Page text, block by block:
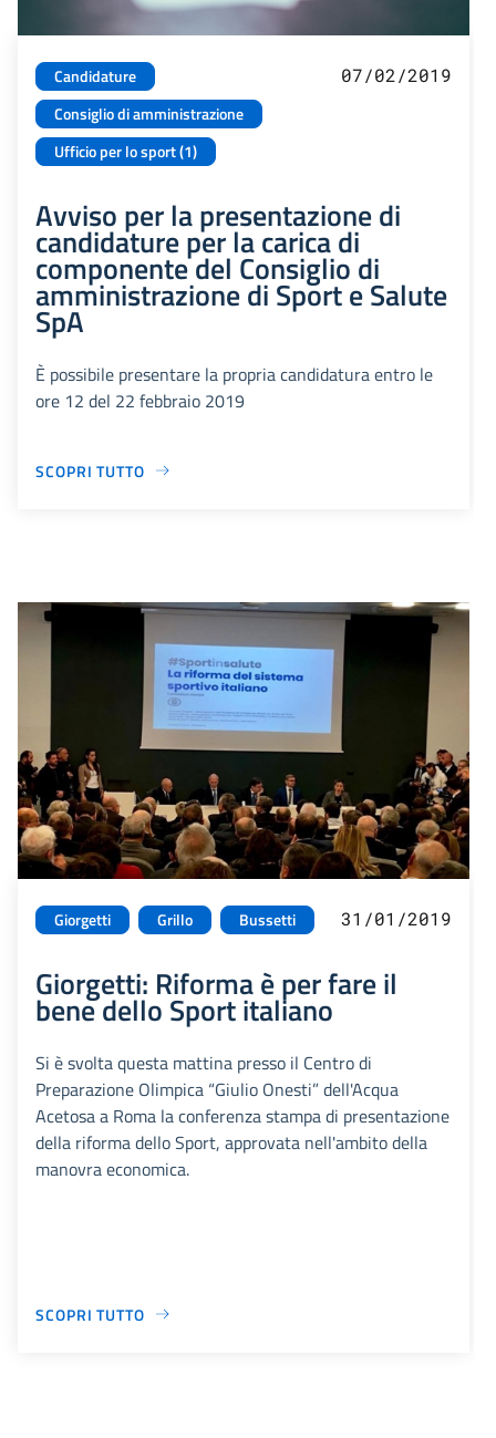
Candidature
Consiglio di amministrazione
Ufficio per lo sport (1)
07/02/2019
Avviso per la presentazione di
candidature per la carica di
componente del Consiglio di
amministrazione di Sport e Salute
SpA
È possibile presentare la propria candidatura entro le
ore 12 del 22 febbraio 2019
SCOPRI TUTTO
Giorgetti Grillo Bussetti 31/01/2019
Giorgetti: Riforma è per fare il
bene dello Sport italiano
Si è svolta questa mattina presso il Centro di
Preparazione Olimpica “Giulio Onesti” dell'Acqua
Acetosa a Roma la conferenza stampa di presentazione
della riforma dello Sport, approvata nell'ambito della
manovra economica.
SCOPRI TUTTO